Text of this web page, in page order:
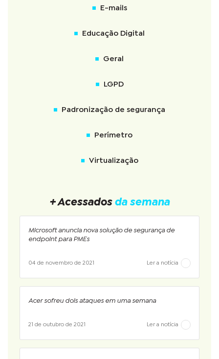
E-mails
Educação Digital
Geral
LGPD
Padronização de segurança
Perímetro
Virtualização
+ Acessados da semana
Microsoft anuncia nova solução de segurança de
endpoint para PMEs
04 de novembro de 2021 Ler a notícia
Acer sofreu dois ataques em uma semana
21 de outubro de 2021 Ler a notícia